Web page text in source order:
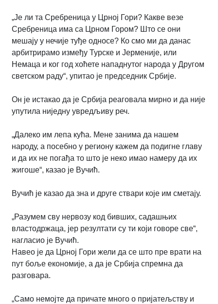
„Је ли та Сребреница у Црној Гори? Какве везе
Сребреница има са Црном Гором? Што се они
мешају у нечије туђе односе? Ко смо ми да данас
арбитрирамо између Турске и Јерменије, или
Немаца и ког год хоћете нападнутог народа у Другом
светском раду“, упитао је председник Србије.
Он је истакао да је Србија реаговала мирно и да није
упутила ниједну увредљиву реч.
„Далеко им лепа кућа. Мене занима да нашем
народу, а посебно у региону кажем да подигне главу
и да их не погађа то што је неко имао намеру да их
жигоше“, казао је Вучић.
Вучић је казао да зна и друге ствари које им сметају.
„Разумем сву нервозу код бивших, садашњих
властодржаца, јер резултати су ти који говоре све“,
нагласио је Вучић.
Навео је да Црној Гори жели да се што пре врати на
пут боље економије, а да је Србија спремна да
разговара.
„Само немојте да причате много о пријатељству и